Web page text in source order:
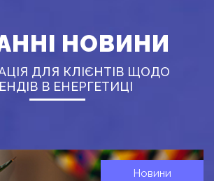
НОВИНИ
ДЛЯ КЛІЄНТІВ ЩОДО
В ЕНЕРГЕТИЦІ
Новини